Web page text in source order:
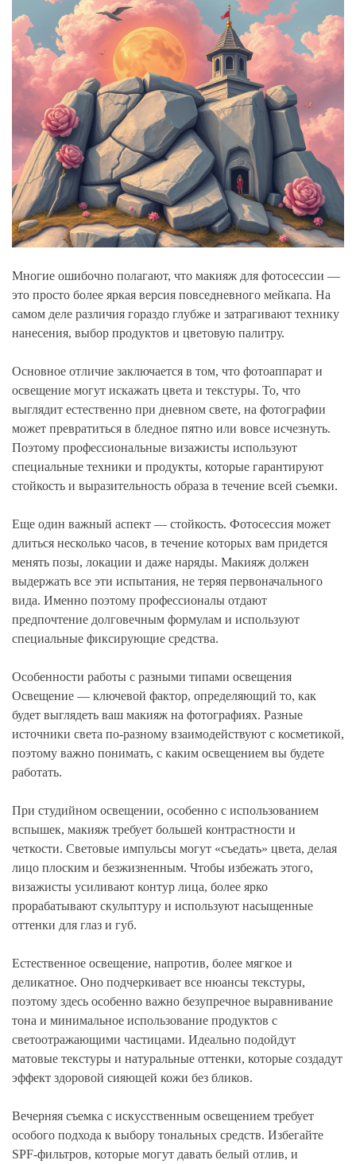
Многие ошибочно полагают, что макияж для фотосессии —
это просто более яркая версия повседневного мейкапа. На
самом деле различия гораздо глубже и затрагивают технику
нанесения, выбор продуктов и цветовую палитру.
Основное отличие заключается в том, что фотоаппарат и
освещение могут искажать цвета и текстуры. То, что
выглядит естественно при дневном свете, на фотографии
может превратиться в бледное пятно или вовсе исчезнуть.
Поэтому профессиональные визажисты используют
специальные техники и продукты, которые гарантируют
стойкость и выразительность образа в течение всей съемки.
Еще один важный аспект — стойкость. Фотосессия может
длиться несколько часов, в течение которых вам придется
менять позы, локации и даже наряды. Макияж должен
выдержать все эти испытания, не теряя первоначального
вида. Именно поэтому профессионалы отдают
предпочтение долговечным формулам и используют
специальные фиксирующие средства.
Особенности работы с разными типами освещения
Освещение — ключевой фактор, определяющий то, как
будет выглядеть ваш макияж на фотографиях. Разные
источники света по-разному взаимодействуют с косметикой,
поэтому важно понимать, с каким освещением вы будете
работать.
При студийном освещении, особенно с использованием
вспышек, макияж требует большей контрастности и
четкости. Световые импульсы могут «съедать» цвета, делая
лицо плоским и безжизненным. Чтобы избежать этого,
визажисты усиливают контур лица, более ярко
прорабатывают скульптуру и используют насыщенные
оттенки для глаз и губ.
Естественное освещение, напротив, более мягкое и
деликатное. Оно подчеркивает все нюансы текстуры,
поэтому здесь особенно важно безупречное выравнивание
тона и минимальное использование продуктов с
светоотражающими частицами. Идеально подойдут
матовые текстуры и натуральные оттенки, которые создадут
эффект здоровой сияющей кожи без бликов.
Вечерняя съемка с искусственным освещением требует
особого подхода к выбору тональных средств. Избегайте
SPF-фильтров, которые могут давать белый отлив, и